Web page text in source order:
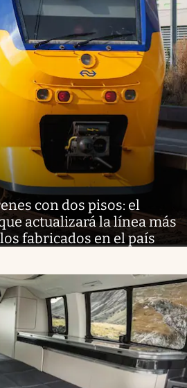
con dos pisos: el
actualizará la línea más
fabricados en el país